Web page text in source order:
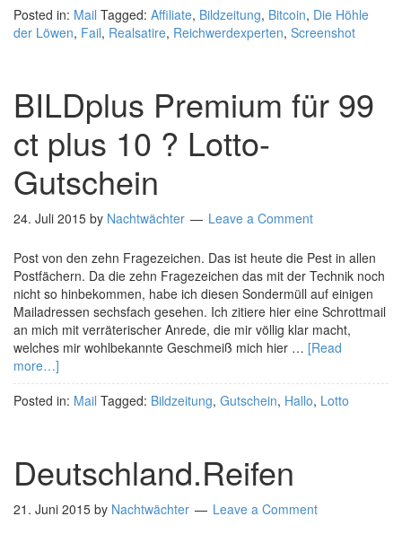
Posted in: Mail Tagged: Affiliate, Bildzeitung, Bitcoin, Die Höhle
der Löwen, Fail, Realsatire, Reichwerdexperten, Screenshot
BILDplus Premium für 99
ct plus 10 ? Lotto-
Gutschein
24. Juli 2015 by Nachtwächter Leave a Comment
Post von den zehn Fragezeichen. Das ist heute die Pest in allen
Postfächern. Da die zehn Fragezeichen das mit der Technik noch
nicht so hinbekommen, habe ich diesen Sondermüll auf einigen
Mailadressen sechsfach gesehen. Ich zitiere hier eine Schrottmail
an mich mit verräterischer Anrede, die mir völlig klar macht,
welches mir wohlbekannte Geschmeiß mich hier … [Read
more…]
Posted in: Mail Tagged: Bildzeitung, Gutschein, Hallo, Lotto
Deutschland.Reifen
21. Juni 2015 by Nachtwächter Leave a Comment